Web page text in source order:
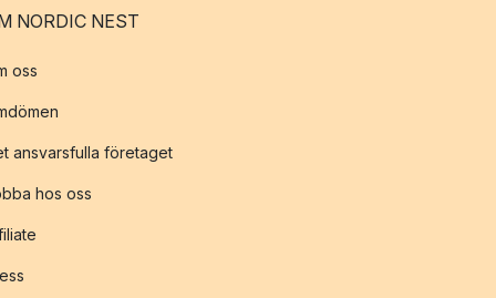
NORDIC NEST
oss
ansvarsfulla företaget
hos oss